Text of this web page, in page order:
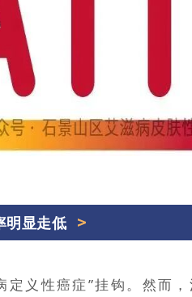
明显走低
义性癌症”挂钩。然而